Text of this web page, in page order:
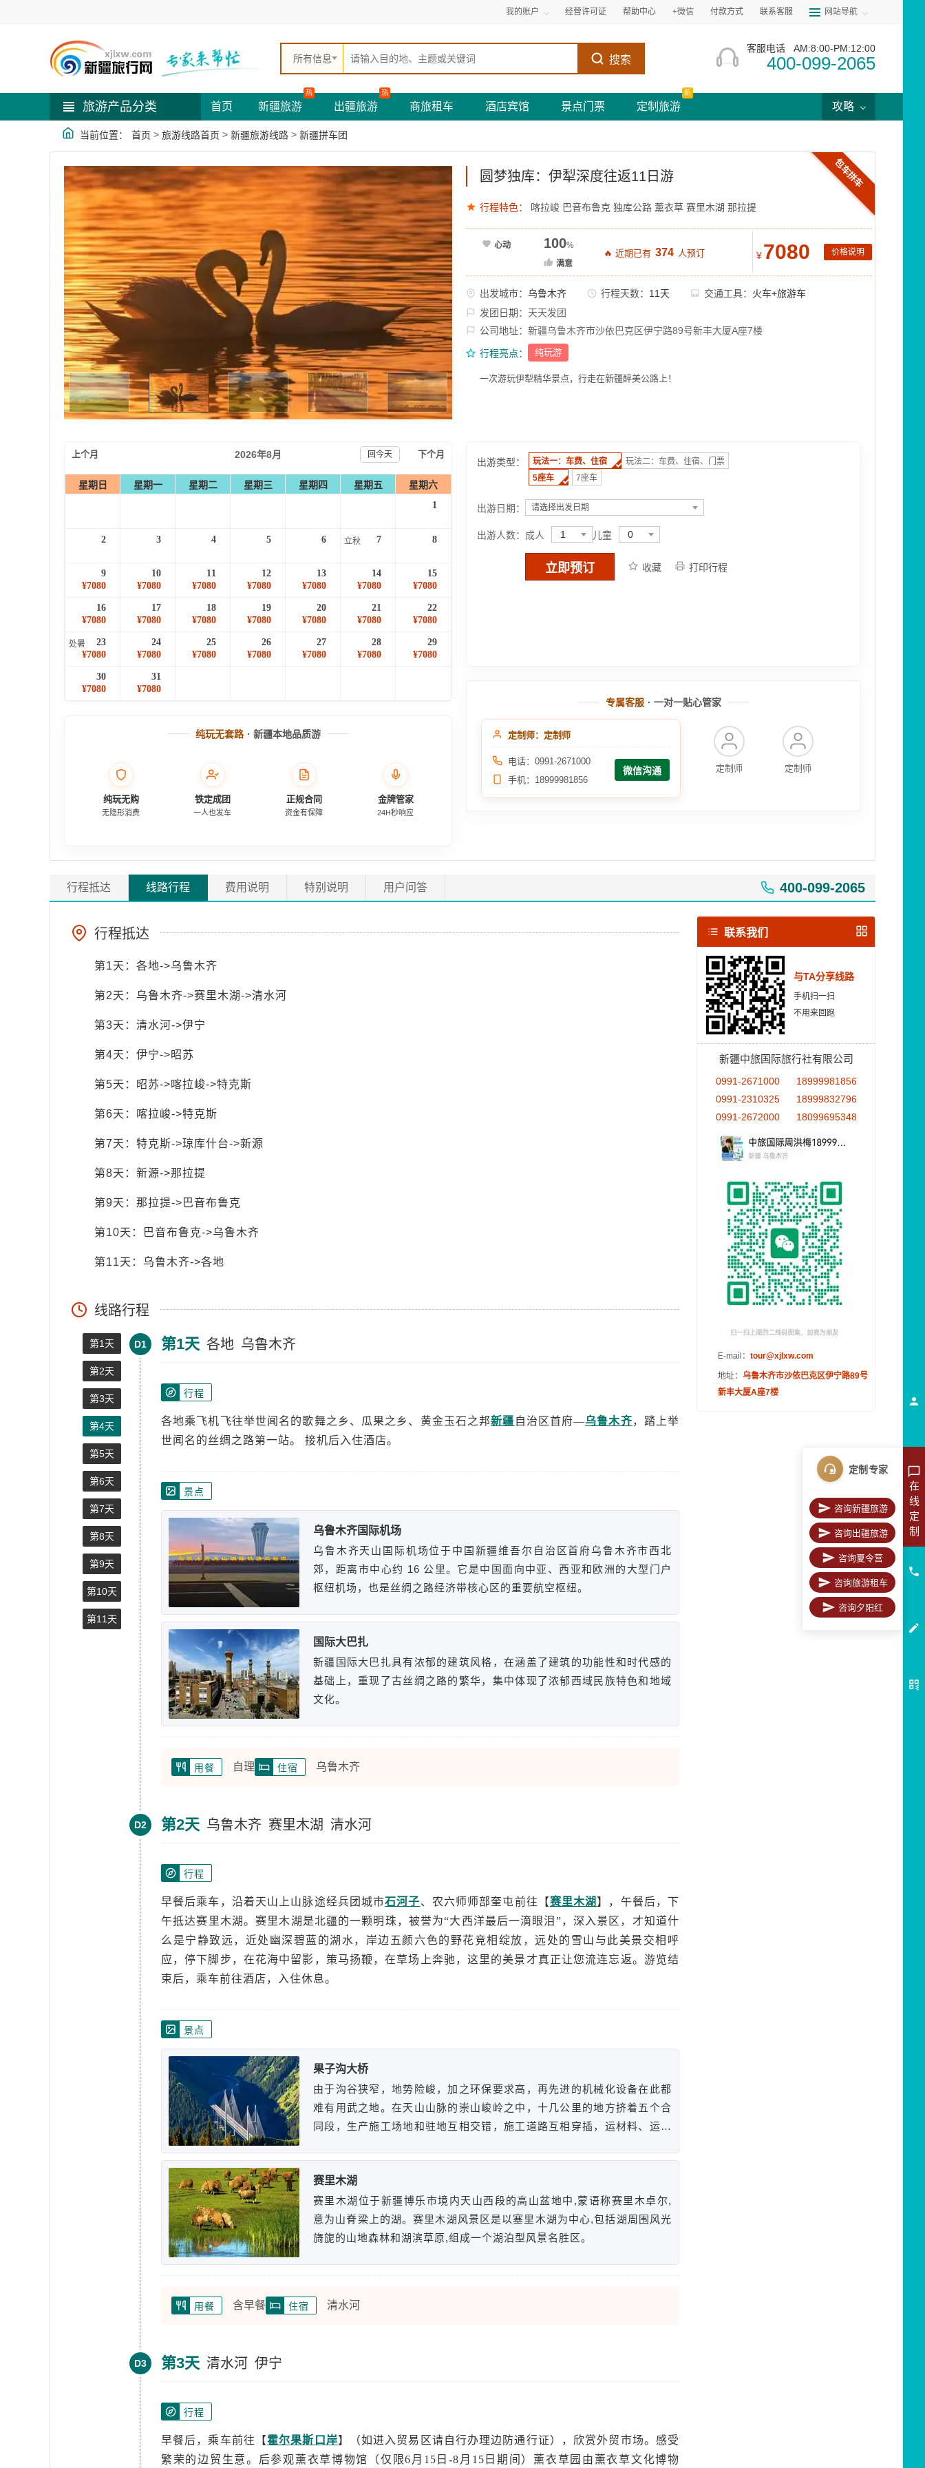
我的账户 经营许可证 帮助中心 +微信 付款方式 联系客服 网站导航
所有信息 搜索
客服电话 AM:8:00-PM:12:00
400-099-2065
旅游产品分类 首页 新疆旅游
热
出疆旅游
热
商旅租车 酒店宾馆 景点门票 定制旅游
新
攻略
当前位置： 首页 > 旅游线路首页 > 新疆旅游线路 > 新疆拼车团
包车拼车
圆梦独库：伊犁深度往返11日游
行程特色： 喀拉峻 巴音布鲁克 独库公路 薰衣草 赛里木湖 那拉提
心动 100%
满意
🔥 近期已有 374 人预订 ¥7080 价格说明
出发城市： 乌鲁木齐 行程天数： 11天 交通工具： 火车+旅游车
发团日期： 天天发团
公司地址： 新疆乌鲁木齐市沙依巴克区伊宁路89号新丰大厦A座7楼
行程亮点： 纯玩游
一次游玩伊犁精华景点，行走在新疆醉美公路上！
2026年8月 回今天
上个月 下个月
星期日 星期一 星期二 星期三 星期四 星期五 星期六
1
2 3 4 5 6 立秋 7 8
9
¥7080
10
¥7080
11
¥7080
12
¥7080
13
¥7080
14
¥7080
15
¥7080
16
¥7080
17
¥7080
18
¥7080
19
¥7080
20
¥7080
21
¥7080
22
¥7080
处暑
23
¥7080
24
¥7080
25
¥7080
26
¥7080
27
¥7080
28
¥7080
29
¥7080
30
¥7080
31
¥7080
纯玩无套路 · 新疆本地品质游
纯玩无购
无隐形消费
铁定成团
一人也发车
正规合同
资金有保障
金牌管家
24H秒响应
出游类型： 玩法一：车费、住宿
玩法二：车费、住宿、门票
5座车
7座车
出游日期： 请选择出发日期
出游人数： 成人 1 儿童 0
立即预订 收藏 打印行程
专属客服 · 一对一贴心管家
定制师：定制师
电话：0991-2671000
手机：18999981856
微信沟通 定制师 定制师
行程抵达 线路行程 费用说明 特别说明 用户问答 400-099-2065
行程抵达
第1天：各地->乌鲁木齐
第2天：乌鲁木齐->赛里木湖->清水河
第3天：清水河->伊宁
第4天：伊宁->昭苏
第5天：昭苏->喀拉峻->特克斯
第6天：喀拉峻->特克斯
第7天：特克斯->琼库什台->新源
第8天：新源->那拉提
第9天：那拉提->巴音布鲁克
第10天：巴音布鲁克->乌鲁木齐
第11天：乌鲁木齐->各地
线路行程
第1天
第2天
第3天
第4天
第5天
第6天
第7天
第8天
第9天
第10天
第11天
D1 第1天 各地 乌鲁木齐
行程
各地乘飞机飞往举世闻名的歌舞之乡、瓜果之乡、黄金玉石之邦新疆 自治区首府—乌鲁木齐，踏上举
世闻名的丝绸之路第一站。 接机后入住酒店。
景点
乌鲁木齐国际机场
乌鲁木齐天山国际机场位于中国新疆维吾尔自治区首府乌鲁木齐市西北
郊，距离市中心约 16 公里。它是中国面向中亚、西亚和欧洲的大型门户
枢纽机场，也是丝绸之路经济带核心区的重要航空枢纽。
国际大巴扎
新疆国际大巴扎具有浓郁的建筑风格，在涵盖了建筑的功能性和时代感的
基础上，重现了古丝绸之路的繁华，集中体现了浓郁西域民族特色和地域
文化。
用餐 自理 住宿 乌鲁木齐
D2 第2天 乌鲁木齐 赛里木湖 清水河
行程
早餐后乘车，沿着天山上山脉途经兵团城市石河子、农六师师部奎屯前往【赛里木湖 】，午餐后，下
午抵达赛里木湖。赛里木湖是北疆的一颗明珠，被誉为“大西洋最后一滴眼泪”，深入景区，才知道什
么是宁静致远，近处幽深碧蓝的湖水，岸边五颜六色的野花竞相绽放，远处的雪山与此美景交相呼
应，停下脚步，在花海中留影，策马扬鞭，在草场上奔驰，这里的美景才真正让您流连忘返。游览结
束后，乘车前往酒店，入住休息。
景点
果子沟大桥
由于沟谷狭窄，地势险峻，加之环保要求高，再先进的机械化设备在此都
难有用武之地。在天山山脉的崇山峻岭之中，十几公里的地方挤着五个合
同段，生产施工场地和驻地互相交错，施工道路互相穿插，运材料、运设
赛里木湖
赛里木湖位于新疆博乐市境内天山西段的高山盆地中,蒙语称赛里木卓尔,
意为山脊梁上的湖。赛里木湖风景区是以塞里木湖为中心,包括湖周围风光
旖旎的山地森林和湖滨草原,组成一个湖泊型风景名胜区。
用餐 含早餐 住宿 清水河
D3 第3天 清水河 伊宁
行程
早餐后，乘车前往【霍尔果斯口岸】（如进入贸易区请自行办理边防通行证），欣赏外贸市场。感受
繁荣的边贸生意。后参观薰衣草博物馆（仅限6月15日-8月15日期间）薰衣草园由薰衣草文化博物
联系我们
与TA分享线路
手机扫一扫
不用来回跑
新疆中旅国际旅行社有限公司
0991-2671000
18999981856
0991-2310325
18999832796
0991-2672000
18099695348
E-mail： tour@xjlxw.com
地址： 乌鲁木齐市沙依巴克区伊宁路89号
新丰大厦A座7楼
在
线
定
制
定制专家
咨询新疆旅游
咨询出疆旅游
咨询夏令营
咨询旅游租车
咨询夕阳红